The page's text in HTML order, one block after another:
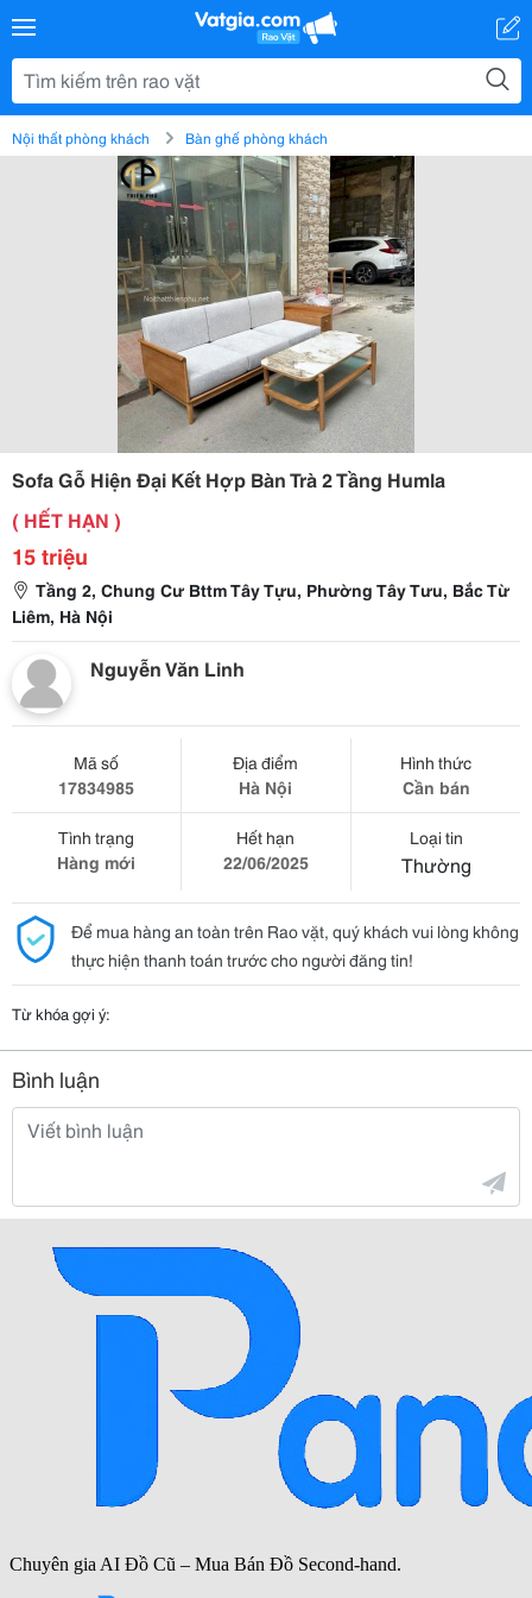
Nội thất phòng khách Bàn ghế phòng khách
Sofa Gỗ Hiện Đại Kết Hợp Bàn Trà 2 Tầng Humla
( HẾT HẠN )
15 triệu
Tầng 2, Chung Cư Bttm Tây Tựu, Phường Tây Tưu, Bắc Từ
Liêm, Hà Nội
Nguyễn Văn Linh
Mã số
17834985
Địa điểm
Hà Nội
Hình thức
Cần bán
Tình trạng
Hàng mới
Hết hạn
22/06/2025
Loại tin
Thường
Để mua hàng an toàn trên Rao vặt, quý khách vui lòng không
thực hiện thanh toán trước cho người đăng tin!
Từ khóa gợi ý:
Bình luận